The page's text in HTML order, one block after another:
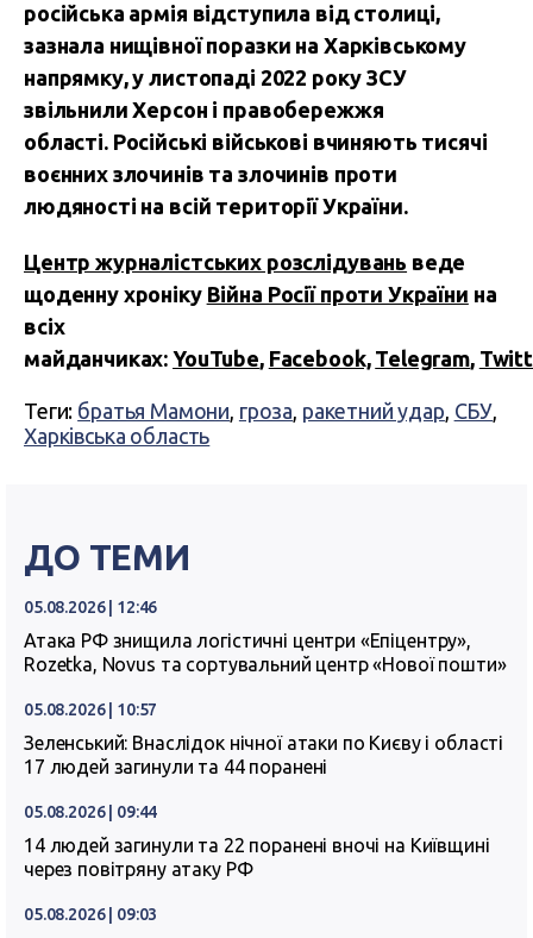
російська армія відступила від столиці,
зазнала нищівної поразки на Харківському
напрямку, у листопаді 2022 року ЗСУ
звільнили Херсон і правобережжя
області. Російські військові вчиняють тисячі
воєнних злочинів та злочинів проти
людяності на всій території України.
Центр журналістських розслідувань веде
щоденну хроніку Війна Росії проти України на
всіх
майданчиках:YouTube, Facebook, Telegram,
Теги: братья Мамони, гроза, ракетний удар, СБУ,
Харківська область
ДО ТЕМИ
05.08.2026 | 12:46
Атака РФ знищила логістичні центри «Епіцентру»,
Rozetka, Novus та сортувальний центр «Нової пошти»
05.08.2026 | 10:57
Зеленський: Внаслідок нічної атаки по Києву і області
17 людей загинули та 44 поранені
05.08.2026 | 09:44
14 людей загинули та 22 поранені вночі на Київщині
через повітряну атаку РФ
05.08.2026 | 09:03